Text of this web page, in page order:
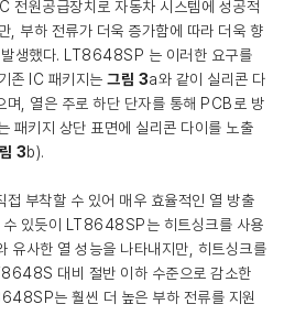
원공급장치로 자동차 시스템에 성공적
, 부하 전류가 더욱 증가함에 따라 더욱 향
발생했다. LT8648SP 는 이러한 요구를
존 IC 패키지는 그림 3a와 같이 실리콘 다
며, 열은 주로 하단 단자를 통해 PCB로 방
키지 상단 표면에 실리콘 다이를 노출
3b).
접 부착할 수 있어 매우 효율적인 열 방출
수 있듯이 LT8648SP는 히트싱크를 사용
사한 열 성능을 나타내지만, 히트싱크를
대비 절반 이하 수준으로 감소한
는 훨씬 더 높은 부하 전류를 지원